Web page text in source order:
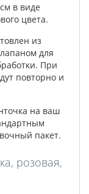
в виде
цвета.
из
для
При
повторно и
на ваш
пакет.
розовая,